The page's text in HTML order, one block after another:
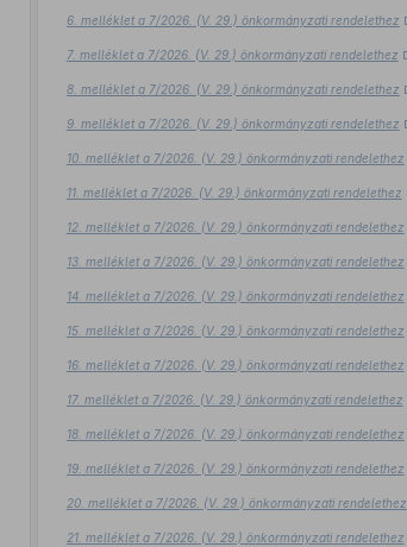
6. melléklet a 7/2026. (V. 29.) önkormányzati rendelethez
7. melléklet a 7/2026. (V. 29.) önkormányzati rendelethez
8. melléklet a 7/2026. (V. 29.) önkormányzati rendelethez
9. melléklet a 7/2026. (V. 29.) önkormányzati rendelethez
10. melléklet a 7/2026. (V. 29.) önkormányzati rendelethez
11. melléklet a 7/2026. (V. 29.) önkormányzati rendelethez
12. melléklet a 7/2026. (V. 29.) önkormányzati rendelethez
13. melléklet a 7/2026. (V. 29.) önkormányzati rendelethez
14. melléklet a 7/2026. (V. 29.) önkormányzati rendelethez
15. melléklet a 7/2026. (V. 29.) önkormányzati rendelethez
16. melléklet a 7/2026. (V. 29.) önkormányzati rendelethez
17. melléklet a 7/2026. (V. 29.) önkormányzati rendelethez
18. melléklet a 7/2026. (V. 29.) önkormányzati rendelethez
19. melléklet a 7/2026. (V. 29.) önkormányzati rendelethez
20. melléklet a 7/2026. (V. 29.) önkormányzati rendelethez
21. melléklet a 7/2026. (V. 29.) önkormányzati rendelethez